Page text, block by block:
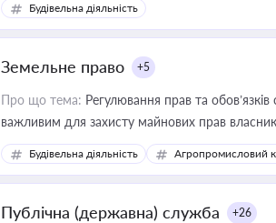
Будівельна діяльність
Земельне право +5
Про що тема: Регулювання прав та
важливим для захисту майнових прав
ресурсами
Будівельна діяльність Агропромисловий
Публічна (державна) служба +26